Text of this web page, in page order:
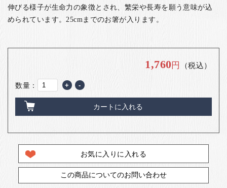
お客様の声
お問い合わせ
箸ブログ
English
伸びる様子が生命力の象徴とされ、繁栄や長寿を願う意味が込
められています。25cmまでのお箸が入ります。
1,760円 （税込）
数量： + -
カートに入れる
お気に入りに入れる
この商品についてのお問い合わせ